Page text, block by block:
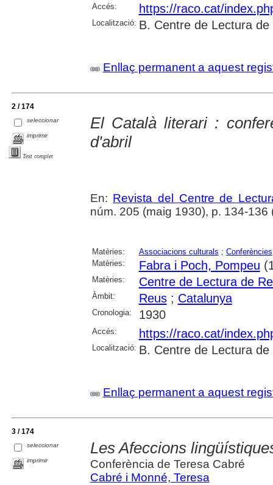
Accés: https://raco.cat/
Localització: B. Centre de Lectura de
Enllaç permanent a aquest
2 / 174
seleccionar
imprimir
Text complet
El Català literari :
d'abril
En: Revista del Centre de
núm. 205 (maig 1930), p. 134-136
Matèries: Associacions culturals ; Conferències
Matèries:
Fabra i Poch, Pompeu
Matèries: Centre de Lectura de
Àmbit: Reus; Catalunya
Cronologia: 1930
Accés: https://raco.cat/
Localització: B. Centre de Lectura de
Enllaç permanent a aquest
3 / 174
seleccionar
imprimir
Les Afeccions
Conferència de Teresa Cabré
Cabré i Monné, Teresa